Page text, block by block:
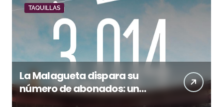
TAQUILLAS
La Malagueta dispara su
número de abonados: un